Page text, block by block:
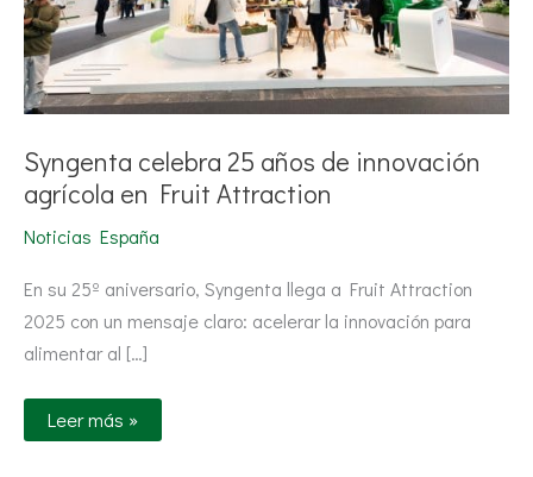
Syngenta celebra 25 años de innovación
agrícola en Fruit Attraction
Noticias España
En su 25º aniversario, Syngenta llega a Fruit Attraction
2025 con un mensaje claro: acelerar la innovación para
alimentar al […]
Leer más »